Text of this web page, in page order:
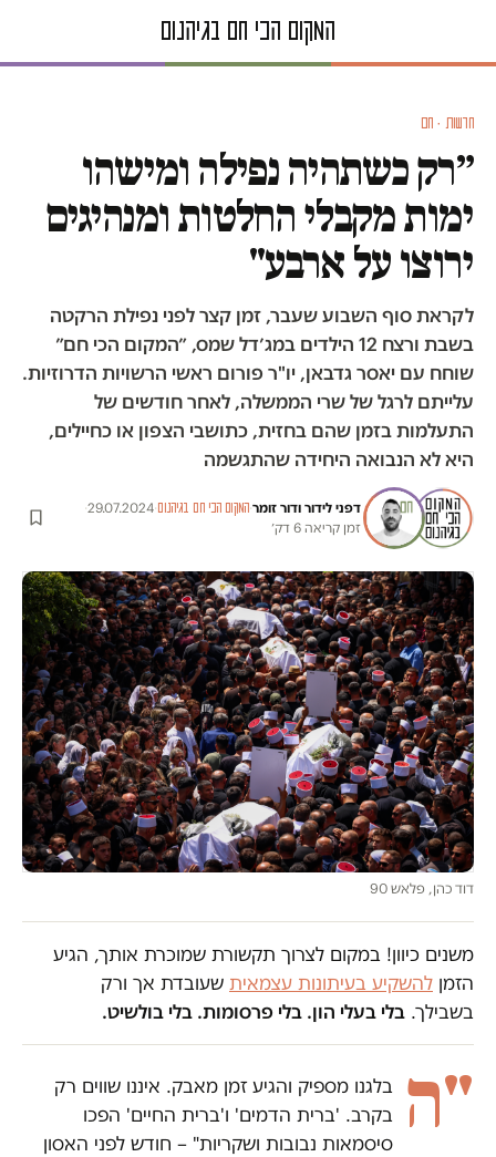
חדשות · חם
״רק כשתהיה נפילה ומישהו
ימות מקבלי החלטות ומנהיגים
ירוצו על ארבע"
לקראת סוף השבוע שעבר, זמן קצר לפני נפילת הרקטה
בשבת ורצח 12 הילדים במג׳דל שמס, ״המקום הכי חם״
שוחח עם יאסר גדבאן, יו"ר פורום ראשי הרשויות הדרוזיות.
עלייתם לרגל של שרי הממשלה, לאחר חודשים של
התעלמות בזמן שהם בחזית, כתושבי הצפון או כחיילים,
היא לא הנבואה היחידה שהתגשמה
דפני לידור ודור זומר·המקום הכי חם בגיהנום·
29.07.2024
·
זמן קריאה 6 דק׳
דוד כהן, פלאש 90
משנים כיוון! במקום לצרוך תקשורת שמוכרת אותך, הגיע
הזמן להשקיע בעיתונות עצמאית שעובדת אך ורק
בשבילך. בלי בעלי הון. בלי פרסומות. בלי בולשיט.
"ה בלגנו מספיק והגיע זמן מאבק. איננו שווים רק
בקרב. 'ברית הדמים' ו'ברית החיים' הפכו
סיסמאות נבובות ושקריות" – חודש לפני האסון